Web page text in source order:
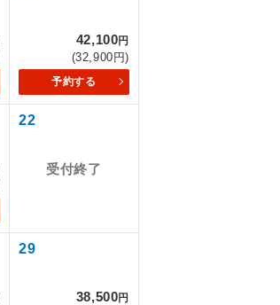
42,100円
(32,900円)
予約する
22
受付終了
29
38,500円